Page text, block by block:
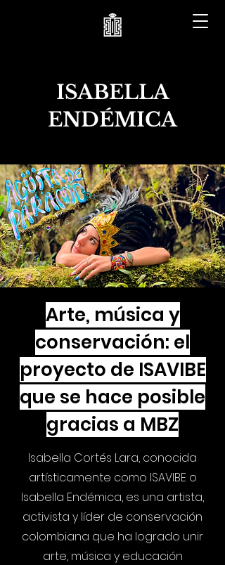
ISABELLA
ENDÉMICA
Arte, música y
conservación: el
proyecto de ISAVIBE
que se hace posible
gracias a MBZ
Isabella Cortés Lara, conocida
artísticamente como ISAVIBE o
Isabella Endémica, es una artista,
activista y líder de conservación
colombiana que ha logrado unir
arte, música y educación